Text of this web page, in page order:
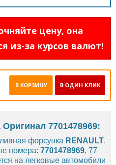
цену, она
из-за курсов валют!
В ОДИН КЛИК
В КОРЗИНУ
7701478969:
форсунка RENAULT.
номера: 7701478969, 77
на легковые автомобили